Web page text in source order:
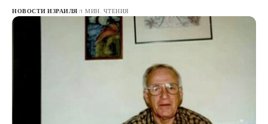
НОВОСТИ ИЗРАИЛЯ 1 МИН. ЧТЕНИЯ